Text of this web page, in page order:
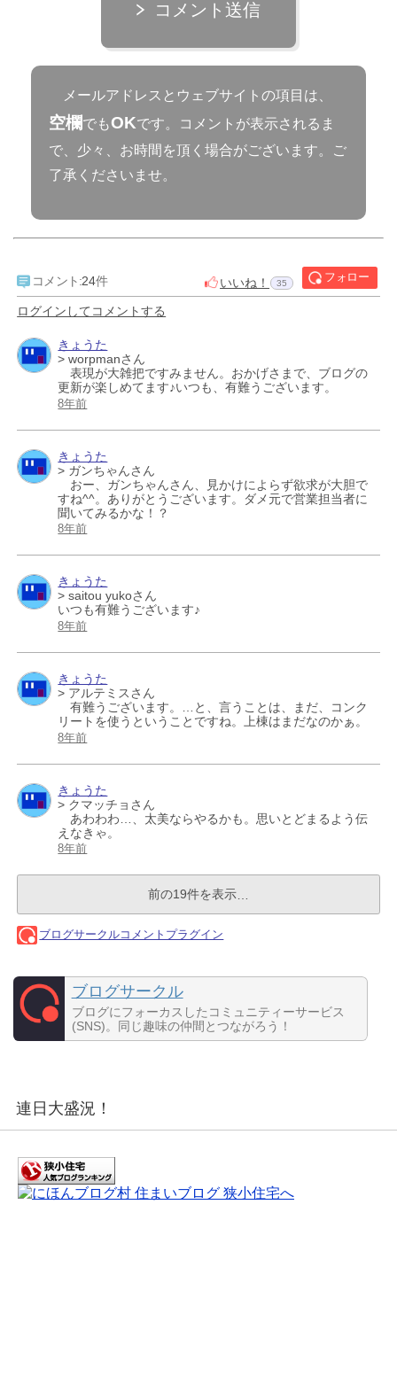
コメント送信
メールアドレスとウェブサイトの項目は、
空欄でもOKです。コメントが表示されるま
で、少々、お時間を頂く場合がございます。ご
了承くださいませ。
ブログサークル
ブログにフォーカスしたコミュニティーサービス
(SNS)。同じ趣味の仲間とつながろう！
連日大盛況！